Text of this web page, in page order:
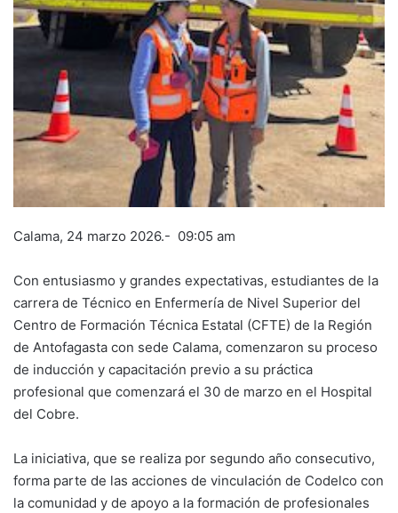
Calama, 24 marzo 2026.- 09:05 am
Con entusiasmo y grandes expectativas, estudiantes de la
carrera de Técnico en Enfermería de Nivel Superior del
Centro de Formación Técnica Estatal (CFTE) de la Región
de Antofagasta con sede Calama, comenzaron su proceso
de inducción y capacitación previo a su práctica
profesional que comenzará el 30 de marzo en el Hospital
del Cobre.
La iniciativa, que se realiza por segundo año consecutivo,
forma parte de las acciones de vinculación de Codelco con
la comunidad y de apoyo a la formación de profesionales